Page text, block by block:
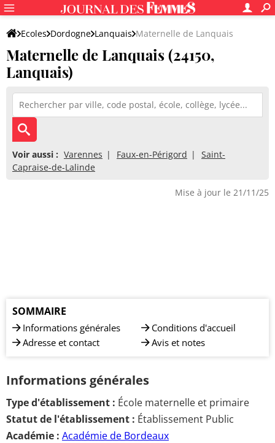
Ecoles Dordogne Lanquais Maternelle de Lanquais
Maternelle de Lanquais (24150,
Lanquais)
Voir aussi : Varennes Faux-en-Périgord
Saint-
Capraise-de-Lalinde
Mise à jour le 21/11/25
SOMMAIRE
Informations générales
Adresse et contact
Conditions d'accueil
Avis et notes
Informations générales
Type d'établissement : École maternelle et primaire
Statut de l'établissement : Établissement Public
Académie : Académie de Bordeaux